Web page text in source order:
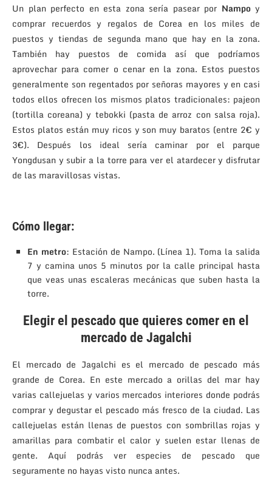
Un plan perfecto en esta zona sería pasear por Nampoy
comprar recuerdos y regalos de Corea en los miles de
puestos y tiendas de segunda mano que hay en la zona.
También hay puestos de comida así que podríamos
aprovechar para comer o cenar en la zona. Estos puestos
generalmente son regentados por señoras mayores y en casi
todos ellos ofrecen los mismos platos tradicionales: pajeon
(tortilla coreana) y tebokki (pasta de arroz con salsa roja).
Estos platos están muy ricos y son muy baratos (entre 2€ y
3€). Después los ideal sería caminar por el parque
Yongdusan y subir a la torre para ver el atardecer y disfrutar
de las maravillosas vistas.
Cómo llegar:
En metro: Estación de Nampo. (Línea 1). Toma la salida
7 y camina unos 5 minutos por la calle principal hasta
que veas unas escaleras mecánicas que suben hasta la
torre.
Elegir el pescado que quieres comer en el
mercado de Jagalchi
El mercado de Jagalchi es el mercado de pescado más
grande de Corea. En este mercado a orillas del mar hay
varias callejuelas y varios mercados interiores donde podrás
comprar y degustar el pescado más fresco de la ciudad. Las
callejuelas están llenas de puestos con sombrillas rojas y
amarillas para combatir el calor y suelen estar llenas de
gente. Aquí podrás ver especies de pescado que
seguramente no hayas visto nunca antes.